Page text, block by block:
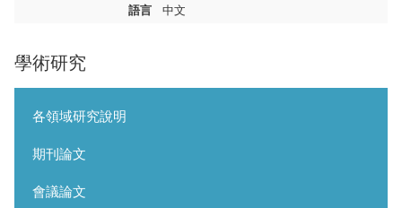
學術研究
各領域研究說明
期刊論文
會議論文
語言
中文